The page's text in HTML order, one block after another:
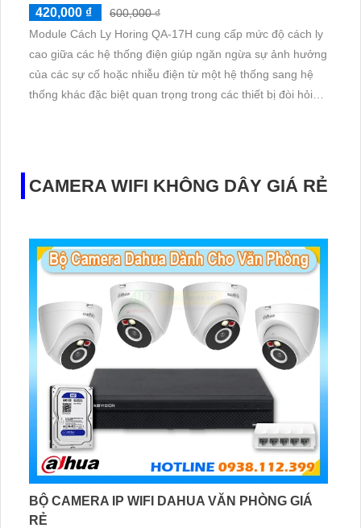
420,000 ₫
600,000 ₫
Module Cách Ly Horing QA-17H cung cấp mức độ cách ly
cao giữa các hệ thống điện giúp ngăn ngừa sự ảnh hưởng
của các sự cố hoặc nhiễu điện từ một hệ thống sang hệ
thống khác đặc biệt quan trọng trong các thiết bị đòi hỏi
CAMERA WIFI KHÔNG DÂY GIÁ RẺ
BỘ CAMERA IP WIFI DAHUA VĂN PHÒNG GIÁ
RẺ